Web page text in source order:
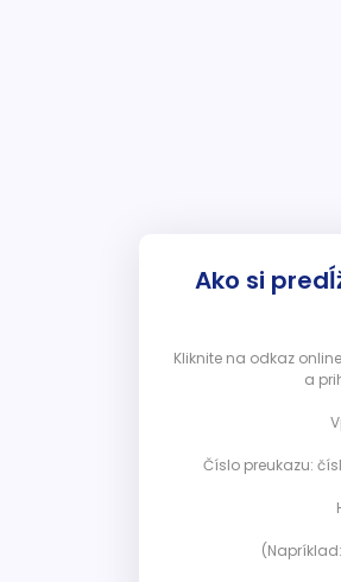
Ako si
Kliknite na odkaz
a
Číslo preukazu: